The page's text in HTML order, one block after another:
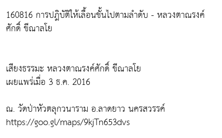
160816 การปฎิบัติให้เลื้อนชั้นไปตามลำดับ - หลวงตาณรงค์
ศักดิ์ ขีณาลโย
เสียงธรรมะ หลวงตาณรงค์ศักดิ์ ขีณาลโย
เผยแพร่เมื่อ 3 ธ.ค. 2016
ณ. วัดป่าหัวตลุกวนาราม อ.ลาดยาว นครสวรรค์
https://goo.gl/maps/9kjTn653dvs